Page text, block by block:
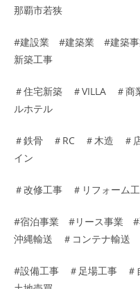
那覇市若狭
#建設業 #建築業 #建築
新築工事
＃住宅新築 ＃VILLA ＃
ルホテル
＃鉄骨 ＃RC ＃木造 ＃
イン
＃改修工事 ＃リフォーム
#宿泊事業 #リース事業
沖縄輸送 ＃コンテナ輸送
#設備工事 ＃足場工事